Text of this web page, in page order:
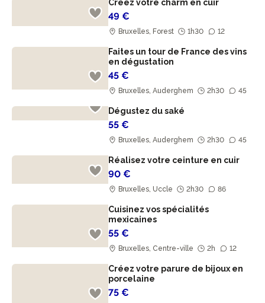
Créez votre charm en cuir
49 €
Bruxelles, Forest 1h30 12
Faites un tour de France des vins
en dégustation
45 €
Bruxelles, Auderghem 2h30 45
Dégustez du saké
55 €
Bruxelles, Auderghem 2h30 45
Réalisez votre ceinture en cuir
90 €
Bruxelles, Uccle 2h30 86
Cuisinez vos spécialités
mexicaines
55 €
Bruxelles, Centre-ville 2h 12
Créez votre parure de bijoux en
porcelaine
75 €